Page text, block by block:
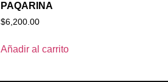
PAQARINA
$6,200.00
Añadir al carrito